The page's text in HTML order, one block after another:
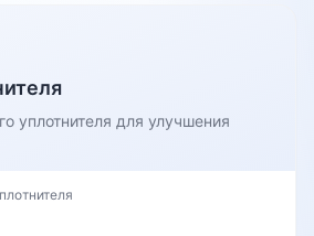
уплотнителя для улучшения